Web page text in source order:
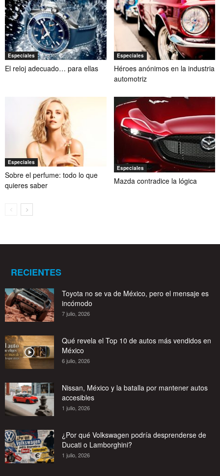
Especiales
El reloj adecuado… para ellas
Especiales
Héroes anónimos en la industria
automotriz
Especiales
Sobre el perfume: todo lo que
quieres saber
Especiales
Mazda contradice la lógica
RECIENTES
Toyota no se va de México, pero el mensaje es
incómodo
7 julio, 2026
Qué revela el Top 10 de autos más vendidos en
México
6 julio, 2026
Nissan, México y la batalla por mantener autos
accesibles
1 julio, 2026
¿Por qué Volkswagen podría desprenderse de
Ducati o Lamborghini?
1 julio, 2026